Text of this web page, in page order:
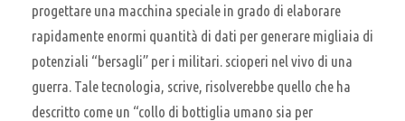
progettare una macchina speciale in grado di elaborare
rapidamente enormi quantità di dati per generare migliaia di
potenziali “bersagli” per i militari. scioperi nel vivo di una
guerra. Tale tecnologia, scrive, risolverebbe quello che ha
descritto come un “collo di bottiglia umano sia per